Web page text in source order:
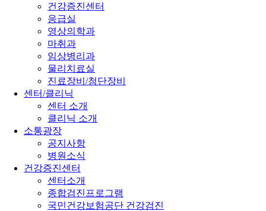
건강증진센터
응급실
영상의학과
마취과
임상병리과
물리치료실
진료장비/첨단장비
센터/클리닉
센터 소개
클리닉 소개
소통광장
공지사항
병원소식
건강증진센터
센터소개
종합검진프로그램
국민건강보험공단 건강검진